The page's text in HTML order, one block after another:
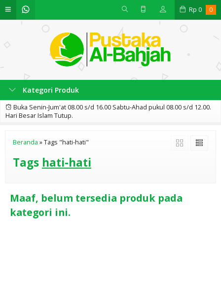
Rp 0 0
Kategori Produk
Buka Senin-Jum'at 08.00 s/d 16.00 Sabtu-Ahad pukul 08.00 s/d 12.00.
Hari Besar Islam Tutup.
Beranda »Tags "hati-hati"
Tags hati-hati
Maaf, belum tersedia produk pada
kategori ini.